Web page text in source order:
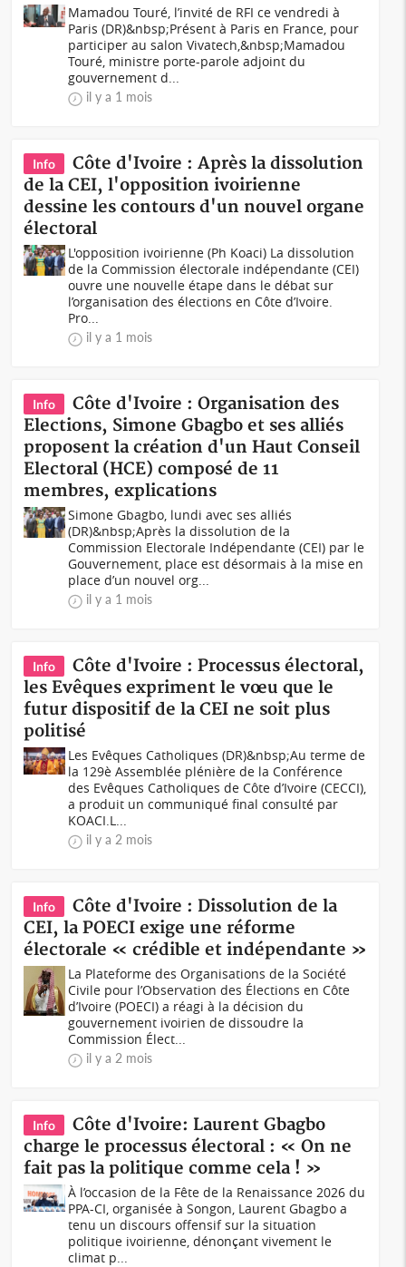
Mamadou Touré, l’invité de RFI ce vendredi à
Paris (DR)&nbsp;Présent à Paris en France, pour
participer au salon Vivatech,&nbsp;Mamadou
Touré, ministre porte-parole adjoint du
gouvernement d...
il y a 1 mois
Info
Côte d'Ivoire : Après la dissolution
de la CEI, l'opposition ivoirienne
dessine les contours d'un nouvel organe
électoral
L'opposition ivoirienne (Ph Koaci) La dissolution
de la Commission électorale indépendante (CEI)
ouvre une nouvelle étape dans le débat sur
l’organisation des élections en Côte d’Ivoire.
Pro...
il y a 1 mois
Info
Côte d'Ivoire : Organisation des
Elections, Simone Gbagbo et ses alliés
proposent la création d'un Haut Conseil
Electoral (HCE) composé de 11
membres, explications
Simone Gbagbo, lundi avec ses alliés
(DR)&nbsp;Après la dissolution de la
Commission Electorale Indépendante (CEI) par le
Gouvernement, place est désormais à la mise en
place d’un nouvel org...
il y a 1 mois
Info
Côte d'Ivoire : Processus électoral,
les Evêques expriment le vœu que le
futur dispositif de la CEI ne soit plus
politisé
Les Evêques Catholiques (DR)&nbsp;Au terme de
la 129è Assemblée plénière de la Conférence
des Evêques Catholiques de Côte d’Ivoire (CECCI),
a produit un communiqué final consulté par
KOACI.L...
il y a 2 mois
Info
Côte d'Ivoire : Dissolution de la
CEI, la POECI exige une réforme
électorale « crédible et indépendante »
La Plateforme des Organisations de la Société
Civile pour l’Observation des Élections en Côte
d’Ivoire (POECI) a réagi à la décision du
gouvernement ivoirien de dissoudre la
Commission Élect...
il y a 2 mois
Info
Côte d'Ivoire: Laurent Gbagbo
charge le processus électoral : « On ne
fait pas la politique comme cela ! »
À l’occasion de la Fête de la Renaissance 2026 du
PPA-CI, organisée à Songon, Laurent Gbagbo a
tenu un discours offensif sur la situation
politique ivoirienne, dénonçant vivement le
climat p...